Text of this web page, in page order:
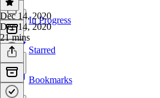
In Progress
Starred
Bookmarks
Dec 14, 2020
Dec 14, 2020
21 mins